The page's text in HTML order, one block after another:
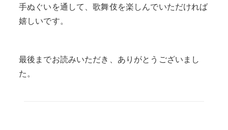
手ぬぐいを通して、歌舞伎を楽しんでいただければ
嬉しいです。
最後までお読みいただき、ありがとうございまし
た。